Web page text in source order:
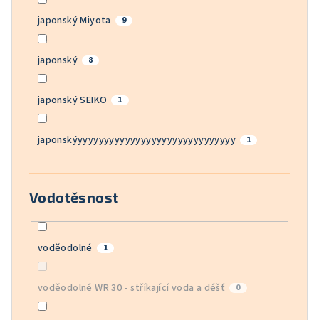
japonský Miyota 9
japonský 8
japonský SEIKO 1
japonskýyyyyyyyyyyyyyyyyyyyyyyyyyyyyyy 1
Vodotěsnost
voděodolné 1
voděodolné WR 30 - stříkající voda a déšť 0